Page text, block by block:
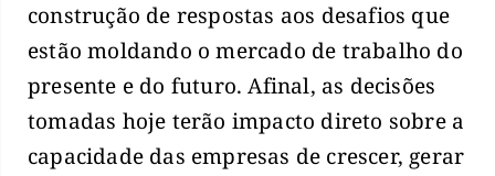
construção de respostas aos desafios que
estão moldando o mercado de trabalho do
presente e do futuro. Afinal, as decisões
tomadas hoje terão impacto direto sobre a
capacidade das empresas de crescer, gerar